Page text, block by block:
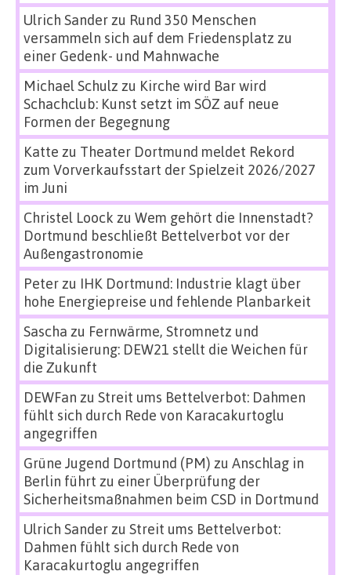
Ulrich Sanderzu Rund 350 Menschen
versammeln sich auf dem Friedensplatz zu
einer Gedenk- und Mahnwache
Michael Schulz zu Kirche wird Bar wird
Schachclub: Kunst setzt im SÖZ auf neue
Formen der Begegnung
Katte zu Theater Dortmund meldet Rekord
zum Vorverkaufsstart der Spielzeit 2026/2027
im Juni
Christel Loock zu Wem gehört die Innenstadt?
Dortmund beschließt Bettelverbot vor der
Außengastronomie
Peterzu IHK Dortmund: Industrie klagt über
hohe Energiepreise und fehlende Planbarkeit
Sascha zu Fernwärme, Stromnetz und
Digitalisierung: DEW21 stellt die Weichen für
die Zukunft
DEWFan zu Streit ums Bettelverbot: Dahmen
fühlt sich durch Rede von Karacakurtoglu
angegriffen
Grüne Jugend Dortmund (PM) zu Anschlag in
Berlin führt zu einer Überprüfung der
Sicherheitsmaßnahmen beim CSD in Dortmund
Ulrich Sanderzu Streit ums Bettelverbot:
Dahmen fühlt sich durch Rede von
Karacakurtoglu angegriffen